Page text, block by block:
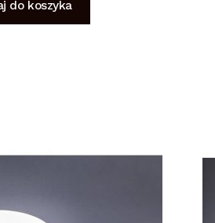
do koszyka